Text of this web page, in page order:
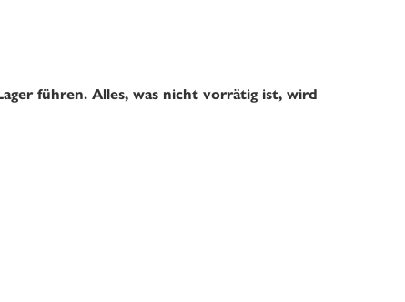
führen. Alles, was nicht vorrätig ist, wird